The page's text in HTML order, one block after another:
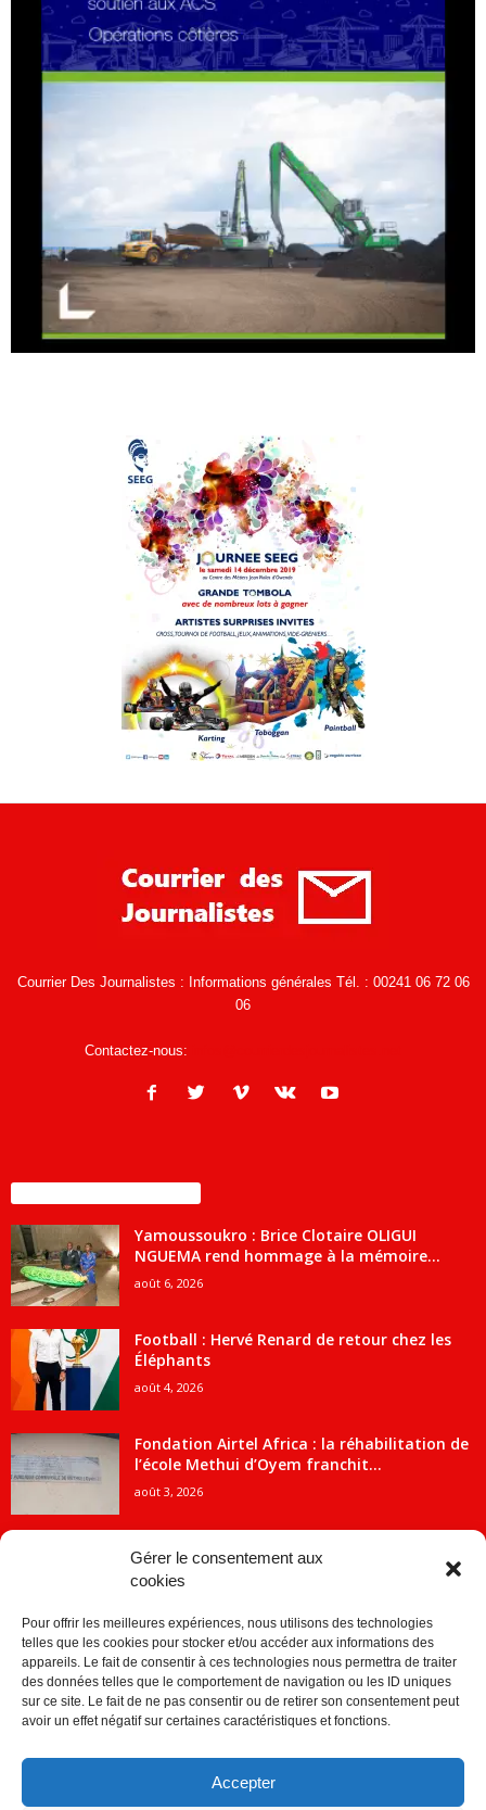
Gérer le consentement aux
cookies
Pour offrir les meilleures expériences, nous utilisons des technologies
telles que les cookies pour stocker et/ou accéder aux informations des
appareils. Le fait de consentir à ces technologies nous permettra de traiter
des données telles que le comportement de navigation ou les ID uniques
sur ce site. Le fait de ne pas consentir ou de retirer son consentement peut
avoir un effet négatif sur certaines caractéristiques et fonctions.
Accepter
Courrier Des Journalistes : Informations générales Tél. : 00241 06 72 06
06
Contactez-nous:
Yamoussoukro : Brice Clotaire OLIGUI
NGUEMA rend hommage à la mémoire...
août 6, 2026
Football : Hervé Renard de retour chez les
Éléphants
août 4, 2026
Fondation Airtel Africa : la réhabilitation de
l’école Methui d’Oyem franchit...
août 3, 2026
ACTUALITES
Economie 2091
1840
Société
Sport 859